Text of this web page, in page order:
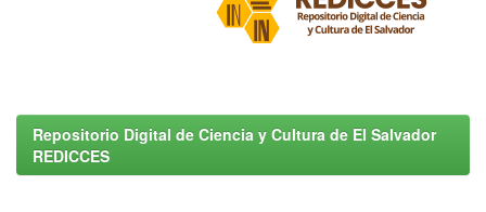
Repositorio Digital de Ciencia y Cultura de El Salvador
REDICCES